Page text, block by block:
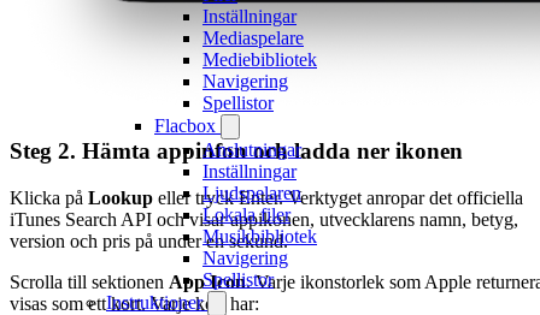
Inställningar
Mediaspelare
Mediebibliotek
Navigering
Spellistor
Flacbox
Anslutningar
Inställningar
Ljudspelaren
Lokala filer
Musikbibliotek
Navigering
Spellistor
Instruktioner
Steg 2. Hämta appinfon och ladda ner ikonen
Klicka på Lookup eller tryck Enter. Verktyget anropar det officiella
iTunes Search API och visar appikonen, utvecklarens namn, betyg,
version och pris på under en sekund.
Scrolla till sektionen App Icon. Varje ikonstorlek som Apple
visas som ett kort. Varje kort har: